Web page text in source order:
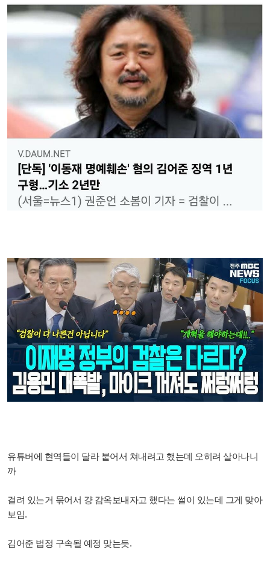
유튜버에 현역들이 달라 붙어서 쳐내려고 했는데 오히려 살아나니
까
걸려 있는거 묶어서 걍 감옥보내자고 했다는 썰이 있는데 그게 맞아
보임.
김어준 법정 구속될 예정 맞는듯.